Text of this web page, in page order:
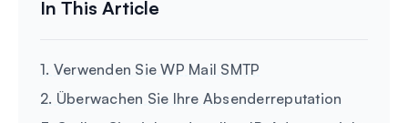
1. Verwenden Sie WP Mail SMTP
2. Überwachen Sie Ihre Absenderreputation